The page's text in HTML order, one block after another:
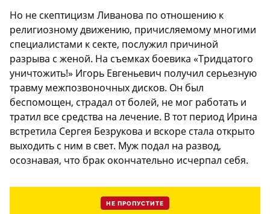
Но не скептицизм Ливанова по отношению к
религиозному движению, причисляемому многими
специалистами к секте, послужил причиной
разрыва с женой. На съемках боевика «Тридцатого
уничтожить!» Игорь Евгеньевич получил серьезную
травму межпозвоночных дисков. Он был
беспомощен, страдал от болей, не мог работать и
тратил все средства на лечение. В тот период Ирина
встретила Сергея Безрукова и вскоре стала открыто
выходить с ним в свет. Муж подал на развод,
осознавая, что брак окончательно исчерпал себя.
НЕ ПРОПУСТИТЕ